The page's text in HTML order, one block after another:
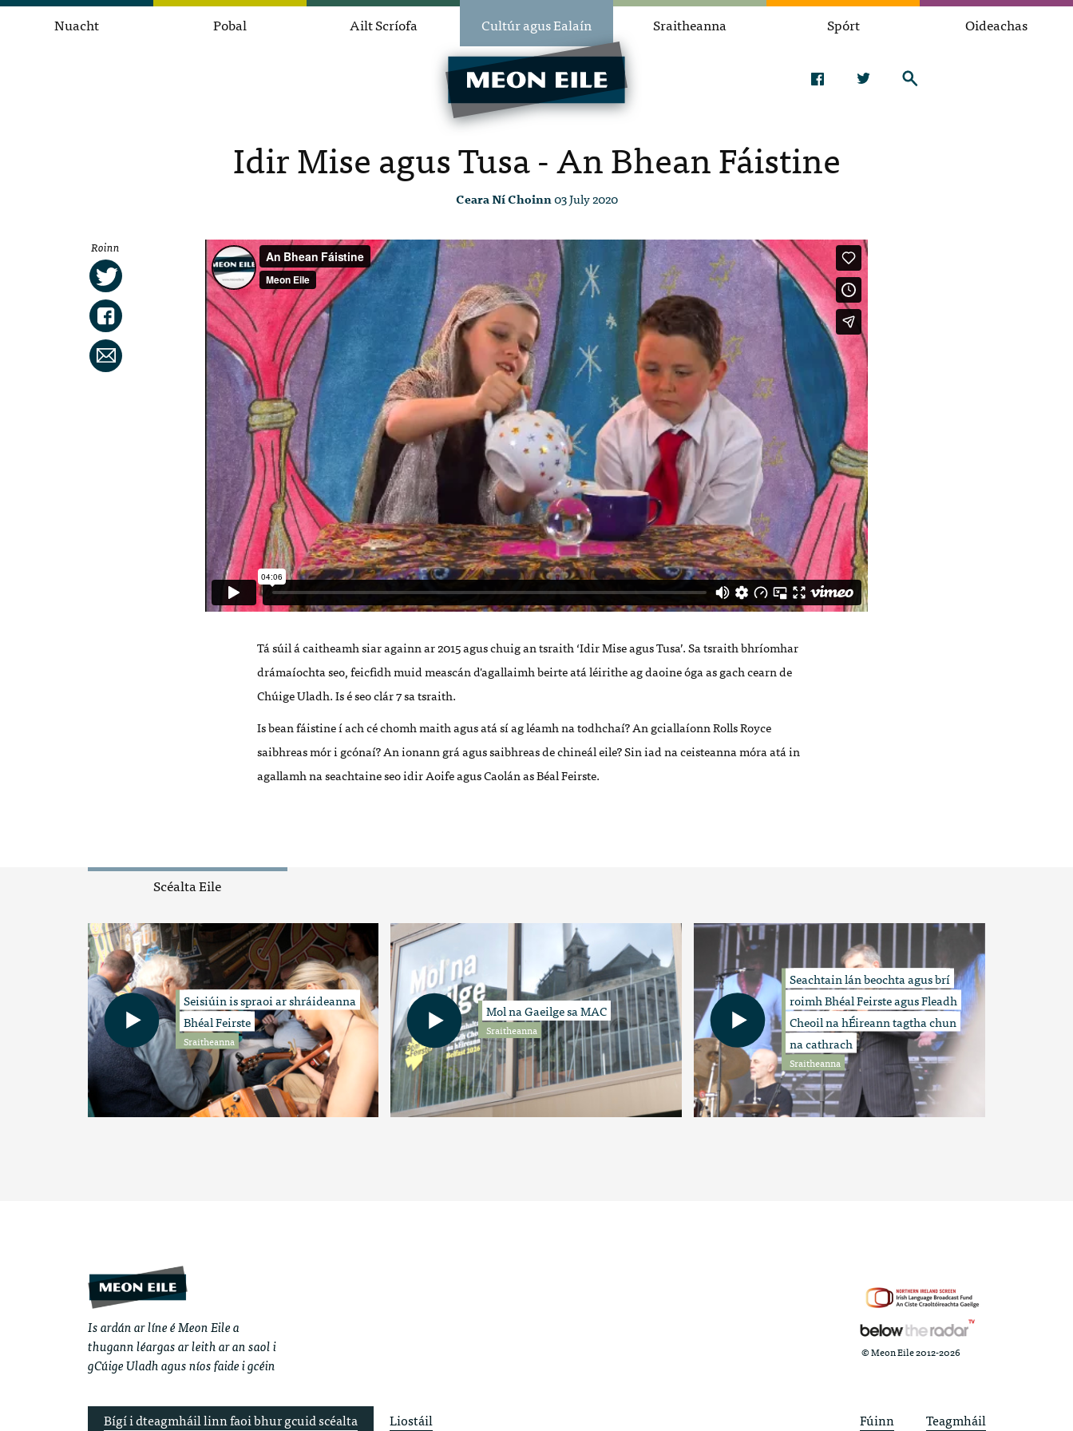
Nuacht Pobal Ailt Scríofa Cultúr agus Ealaín Sraitheanna Spórt Oideachas
Idir Mise agus Tusa - An Bhean Fáistine
Ceara Ní Choinn03 July 2020
Roinn
Tá súil á caitheamh siar againn ar 2015 agus chuig an tsraith ‘Idir Mise agus Tusa’. Sa tsraith bhríomhar
drámaíochta seo, feicfidh muid meascán d'agallaimh beirte atá léirithe ag daoine óga as gach cearn de
Chúige Uladh. Is é seo clár 7 sa tsraith.
Is bean fáistine í ach cé chomh maith agus atá sí ag léamh na todhchaí? An gciallaíonn Rolls Royce
saibhreas mór i gcónaí? An ionann grá agus saibhreas de chineál eile? Sin iad na ceisteanna móra atá in
agallamh na seachtaine seo idir Aoife agus Caolán as Béal Feirste.
Scéalta Eile
Seisiúin is spraoi ar shráideanna
Bhéal Feirste
Sraitheanna
Mol na Gaeilge sa MAC
Sraitheanna
Seachtain lán beochta agus brí
roimh Bhéal Feirste agus Fleadh
Cheoil na hÉireann tagtha chun
na cathrach
Sraitheanna
Is ardán ar líne é Meon Eile a
thugann léargas ar leith ar an saol i
gCúige Uladh agus níos faide i gcéin
© Meon Eile 2012-2026
Fúinn Teagmháil
Bígí i dteagmháil linn faoi bhur gcuid scéalta Liostáil